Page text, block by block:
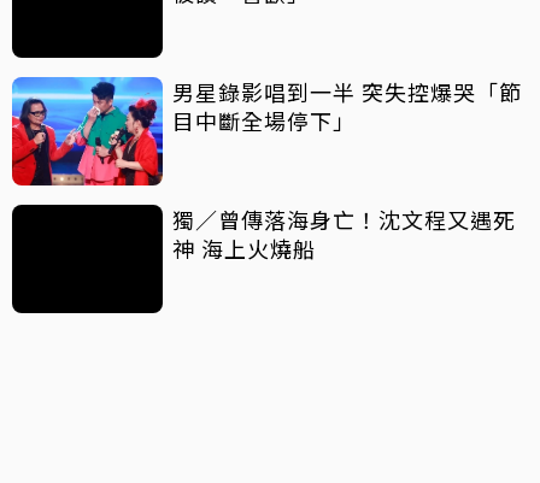
男星錄影唱到一半 突失控爆哭「節
目中斷全場停下」
獨／曾傳落海身亡！沈文程又遇死
神 海上火燒船